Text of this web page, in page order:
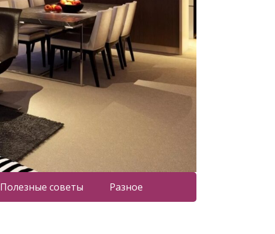
Полезные советы Разное